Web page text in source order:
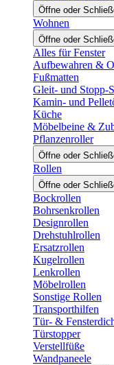
Öffne oder
Wohnen
Öffne oder
Alles für Fenster
Aufbewahren &
Fußmatten
Gleit- und Stopp-
Kamin- und
Küche
Möbelbeine &
Pflanzenroller
Öffne oder
Rollen
Öffne oder
Bockrollen
Bohrsenkrollen
Designrollen
Drehstuhlrollen
Ersatzrollen
Kugelrollen
Lenkrollen
Möbelrollen
Sonstige Rollen
Transporthilfen
Tür- &
Türstopper
Verstellfüße
Wandpaneele